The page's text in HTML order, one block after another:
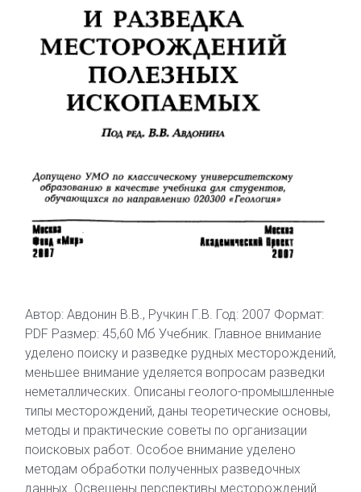
Автор: Авдонин В.В., Ручкин Г.В. Год: 2007 Формат:
PDF Размер: 45,60 Мб Учебник. Главное внимание
уделено поиску и разведке рудных месторождений,
меньшее внимание уделяется вопросам разведки
неметаллических. Описаны геолого-промышленные
типы месторождений, даны теоретические основы,
методы и практические советы по организации
поисковых работ. Особое внимание уделено
методам обработки полученных разведочных
данных. Освещены перспективы месторождений